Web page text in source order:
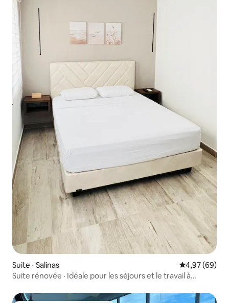
Suite ⋅ Salinas Évaluation
4,97 (69)
Suite rénovée · Idéale pour les séjours et le travail à